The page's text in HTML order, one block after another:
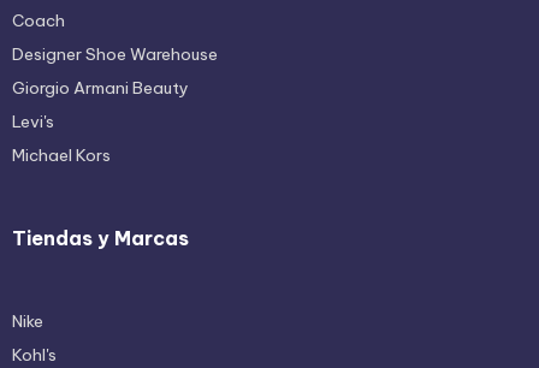
Coach
Designer Shoe Warehouse
Giorgio Armani Beauty
Levi's
Michael Kors
Tiendas y Marcas
Nike
Kohl's